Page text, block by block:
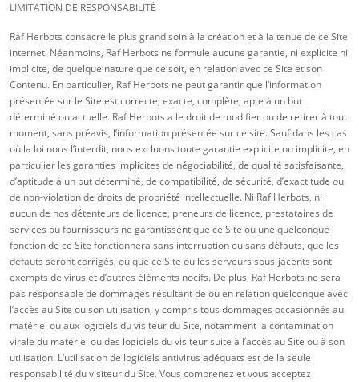
LIMITATION DE RESPONSABILITÉ
Raf Herbots consacre le plus grand soin à la création et à la tenue de ce Site
internet. Néanmoins, Raf Herbots ne formule aucune garantie, ni explicite ni
implicite, de quelque nature que ce soit, en relation avec ce Site et son
Contenu. En particulier, Raf Herbots ne peut garantir que l’information
présentée sur le Site est correcte, exacte, complète, apte à un but
déterminé ou actuelle. Raf Herbots a le droit de modifier ou de retirer à tout
moment, sans préavis, l’information présentée sur ce site. Sauf dans les cas
où la loi nous l’interdit, nous excluons toute garantie explicite ou implicite, en
particulier les garanties implicites de négociabilité, de qualité satisfaisante,
d’aptitude à un but déterminé, de compatibilité, de sécurité, d’exactitude ou
de non-violation de droits de propriété intellectuelle. Ni Raf Herbots, ni
aucun de nos détenteurs de licence, preneurs de licence, prestataires de
services ou fournisseurs ne garantissent que ce Site ou une quelconque
fonction de ce Site fonctionnera sans interruption ou sans défauts, que les
défauts seront corrigés, ou que ce Site ou les serveurs sous-jacents sont
exempts de virus et d’autres éléments nocifs. De plus, Raf Herbots ne sera
pas responsable de dommages résultant de ou en relation quelconque avec
l’accès au Site ou son utilisation, y compris tous dommages occasionnés au
matériel ou aux logiciels du visiteur du Site, notamment la contamination
virale du matériel ou des logiciels du visiteur suite à l’accès au Site ou à son
utilisation. L’utilisation de logiciels antivirus adéquats est de la seule
responsabilité du visiteur du Site. Vous comprenez et vous acceptez